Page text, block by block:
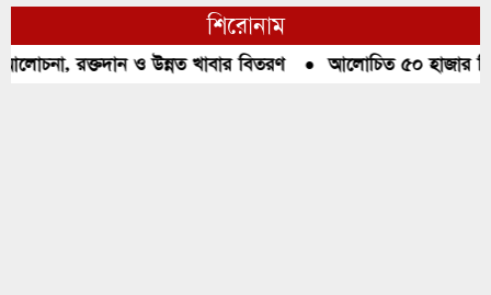
শিরোনাম
রক্তদান ও উন্নত খাবার বিতরণ●আলোচিত ৫০ হাজার পিস